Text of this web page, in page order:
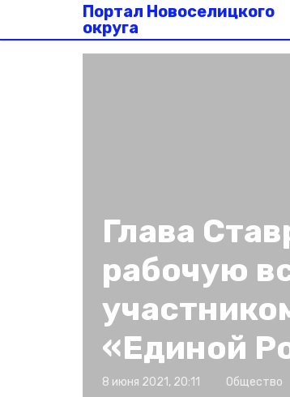
Портал Новоселицкого
округа
Глава
рабочую
«Единой
8 июня 2021, 20:11 Общество